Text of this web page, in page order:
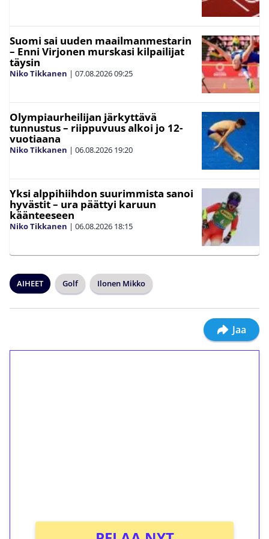
Suomi sai uuden maailmanmestarin
– Enni Virjonen murskasi kilpailijat
täysin
Niko Tikkanen | 07.08.202609:25
Olympiaurheilijan järkyttävä
tunnustus – riippuvuus alkoi jo 12-
vuotiaana
Niko Tikkanen | 06.08.2026 19:20
Yksi alppihiihdon suurimmista sanoi
hyvästit – ura päättyi karuun
käänteeseen
Niko Tikkanen | 06.08.2026 18:15
AIHEET Golf Ilonen Mikko
Jaa